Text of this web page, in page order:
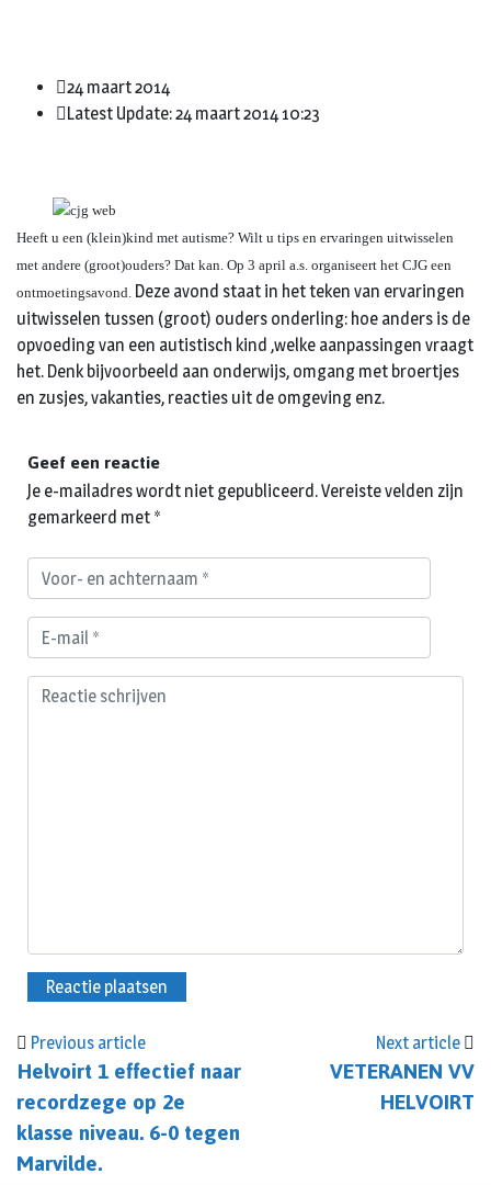
24 maart 2014
Latest Update: 24 maart 2014 10:23
Heeft u een (klein)kind met autisme? Wilt u tips en ervaringen uitwisselen
met andere (groot)ouders? Dat kan. Op 3 april a.s. organiseert het CJG een
ontmoetingsavond. Deze avond staat in het teken van ervaringen
uitwisselen tussen (groot) ouders onderling: hoe anders is de
opvoeding van een autistisch kind ,welke aanpassingen vraagt
het. Denk bijvoorbeeld aan onderwijs, omgang met broertjes
en zusjes, vakanties, reacties uit de omgeving enz.
Previous article
Helvoirt 1 effectief naar
recordzege op 2e
klasse niveau. 6-0 tegen
Marvilde.
Next article
VETERANEN VV
HELVOIRT
Geef een reactie
Je e-mailadres wordt niet gepubliceerd.Vereiste velden zijn
gemarkeerd met *